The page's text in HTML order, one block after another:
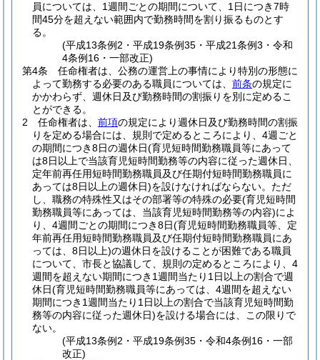
員については、1週間ごとの期間について、1日につき7時
間45分を超えない範囲内で勤務時間を割り振るものとす
る。
(平成13条例2・平成19条例35・平成21条例3・令和
4条例16・一部改正)
第4条
任命権者は、公務の運営上の事情により特別の形態に
よって勤務する必要のある職員については、 前条の規定に
かかわらず、週休日及び勤務時間の割振りを別に定めるこ
とができる。
2
任命権者は、 前項の規定により週休日及び勤務時間の割振
りを定める場合には、規則で定めるところにより、4週ごと
の期間につき8日の週休日(育児短時間勤務職員等にあって
は8日以上で当該育児短時間勤務等の内容に従った週休日、
定年前再任用短時間勤務職員及び任期付短時間勤務職員に
あっては8日以上の週休日)を設けなければならない。 ただ
し、職務の特殊性又はその部署等の特殊の必要(育児短時間
勤務職員等にあっては、当該育児短時間勤務等の内容)によ
り、4週間ごとの期間につき8日(育児短時間勤務職員等、定
年前再任用短時間勤務職員及び任期付短時間勤務職員にあ
っては、8日以上)の週休日を設けることが困難である職員
について、市長と協議して、規則の定めるところにより、4
週間を超えない期間につき1週間当たり1日以上の割合で週
休日(育児短時間勤務職員等にあっては、4週間を超えない
期間につき1週間当たり1日以上の割合で当該育児短時間勤
務等の内容に従った週休日)を設ける場合には、この限りで
ない。
(平成13条例2・平成19条例35・令和4条例16・一部
改正)